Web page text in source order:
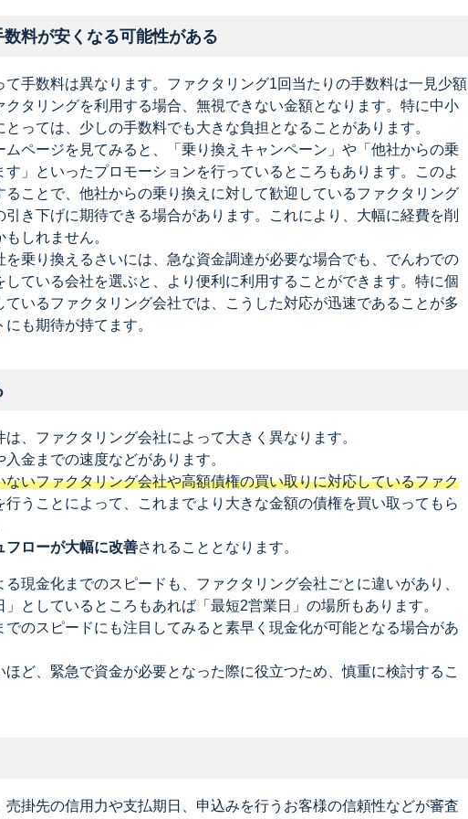
料が安くなる可能性がある
て手数料は異なります。ファクタリング1回当たりの手数料は一見少額
クタリングを利用する場合、無視できない金額となります。特に中小
っては、少しの手数料でも大きな負担となることがあります。
ムページを見てみると、「乗り換えキャンペーン」や「他社からの乗
す」といったプロモーションを行っているところもあります。このよ
ることで、他社からの乗り換えに対して歓迎しているファクタリング
き下げに期待できる場合があります。これにより、大幅に経費を削
しれません。
を乗り換えるさいには、急な資金調達が必要な場合でも、でんわでの
ている会社を選ぶと、より便利に利用することができます。特に個
ているファクタリング会社では、こうした対応が迅速であることが多
も期待が持てます。
、ファクタリング会社によって大きく異なります。
金までの速度などがあります。
いファクタリング会社や高額債権の買い取りに対応しているファク
行うことによって、これまでより大きな金額の債権を買い取ってもら
フローが大幅に改善されることとなります。
現金化までのスピードも、ファクタリング会社ごとに違いがあり、
としているところもあれば「最短2営業日」の場所もあります。
のスピードにも注目してみると素早く現金化が可能となる場合があ
ど、緊急で資金が必要となった際に役立つため、慎重に検討するこ
売掛先の信用力や支払期日、申込みを行うお客様の信頼性などが審査